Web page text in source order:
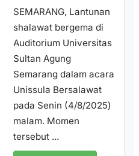
SEMARANG, Lantunan
shalawat bergema di
Auditorium Universitas
Sultan Agung
Semarang dalam acara
Unissula Bersalawat
pada Senin (4/8/2025)
malam. Momen
tersebut ...